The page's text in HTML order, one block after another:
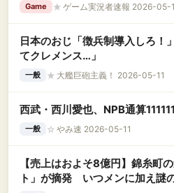
Game ★ ゲーム実況者速報 2026-05-
日本のおじ「徴兵制導入しろ！
てクレメンス…」
一般 ★ 大艦巨砲主義！ 2026-05-11
西武・西川愛也、NPB通算
一般 ☆ やみ速 2026-05-11
【売上はおよそ8億円】錦糸町
ト」が摘発 いつメンに加え謎